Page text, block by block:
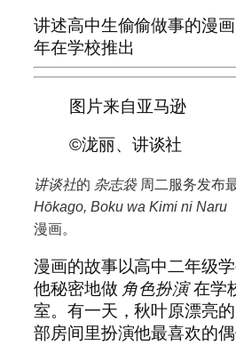
讲述高中生偷偷做事的漫画
年在学校推出
图片来自亚马逊
©泷丽、讲谈社
讲谈社的 杂志袋 周二服务发布
Hōkago, Boku wa Kimi ni Naru
漫画。
漫画的故事以高中二年级
他秘密地做 角色扮演在学
室。有一天，秋叶原漂亮
部房间里扮演他最喜欢的